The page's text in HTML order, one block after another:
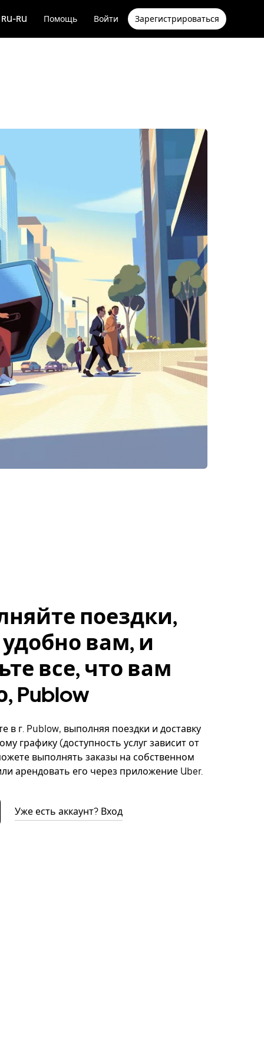
RU-RU Помощь Войти Зарегистрироваться
поездки,
удобно вам, и
все, что вам
Publow
в г. Publow, выполняя поездки и доставку
графику (доступность услуг зависит от
выполнять заказы на собственном
арендовать его через приложение Uber.
Уже есть аккаунт? Вход